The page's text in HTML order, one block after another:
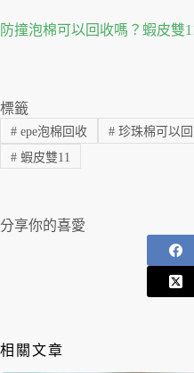
防撞泡棉可以回收嗎？蝦皮雙
標籤
#epe泡棉回收 #珍珠棉可以回
#蝦皮雙11
分享你的喜愛
相關文章